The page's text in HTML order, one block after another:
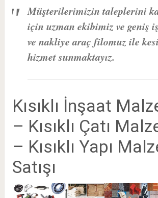
Müşterilerimizin taleplerini
için uzman ekibimiz ve geniş
ve nakliye araç filomuz ile
hizmet sunmaktayız.
Kısıklı İnşaat
– Kısıklı Çatı
– Kısıklı Yapı
Satışı